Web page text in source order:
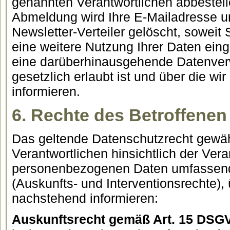
Abmeldung wird Ihre E-Mailadresse
Newsletter-Verteiler gelöscht, soweit
eine weitere Nutzung Ihrer Daten
eine darüberhinausgehende
gesetzlich erlaubt ist und über die
informieren.
6. Rechte des Betroffenen
Das geltende Datenschutzrecht
Verantwortlichen hinsichtlich der
personenbezogenen Daten
(Auskunfts- und Interventionsrechte),
nachstehend informieren:
Auskunftsrecht gemäß Art. 15